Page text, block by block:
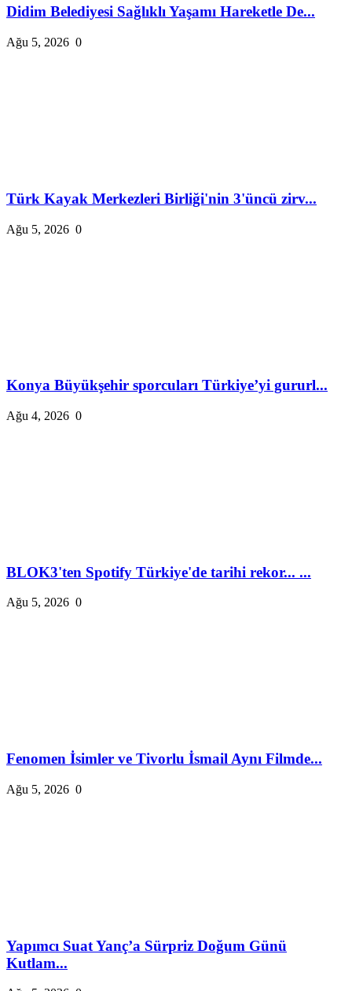
Didim Belediyesi Sağlıklı Yaşamı Hareketle De...
Ağu 5, 2026 0
Türk Kayak Merkezleri Birliği'nin 3'üncü zirv...
Ağu 5, 2026 0
Konya Büyükşehir sporcuları Türkiye’yi gururl...
Ağu 4, 2026 0
BLOK3'ten Spotify Türkiye'de tarihi rekor... ...
Ağu 5, 2026 0
Fenomen İsimler ve Tivorlu İsmail Aynı Filmde...
Ağu 5, 2026 0
Yapımcı Suat Yanç’a Sürpriz Doğum Günü
Kutlam...